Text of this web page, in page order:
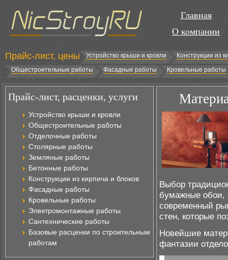
Главная
О компании
Прайс-лист, цены Устройство крыши и кровли
Конструкции из
Общестроительные работы
Фасадные работы Кровельные работы
Прайс-лист, расценки, услуги
Устройство крыши и кровли
Общестроительные работы
Отделочные работы
Столярные работы
Земляные работы
Бетонные работы
Конструкции из кирпича и блоков
Фасадные работы
Кровельные работы
Электромонтажные работы
Сантехнические работы
Базовые расценки по строительным
работам
Выбор
бумажные
современный
стен, которые
Новейшие
фантазии